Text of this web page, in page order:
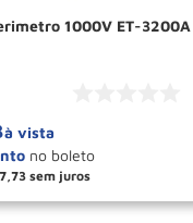
1000V ET-3200A
à vista
73
＋ COMPRAR